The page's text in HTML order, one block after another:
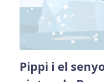
Pippi i el